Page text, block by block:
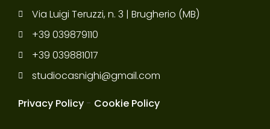
Via Luigi Teruzzi, n. 3 | Brugherio (MB)
+39 039879110
+39 039881017
studiocasnighi@gmail.com
Privacy Policy - Cookie Policy